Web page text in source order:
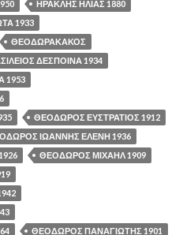
ΗΡΑΚΛΗΣ ΗΛΙΑΣ 1880
1933
ΘΕΟΔΩΡΑΚΑΚΟΣ
ΔΕΣΠΟΙΝΑ 1934
1953
ΘΕΟΔΩΡΟΣ ΕΥΣΤΡΑΤΙΟΣ 1912
ΙΩΑΝΝΗΣ ΕΛΕΝΗ 1936
ΘΕΟΔΩΡΟΣ ΜΙΧΑΗΛ 1909
ΘΕΟΔΩΡΟΣ ΠΑΝΑΓΙΩΤΗΣ 1901